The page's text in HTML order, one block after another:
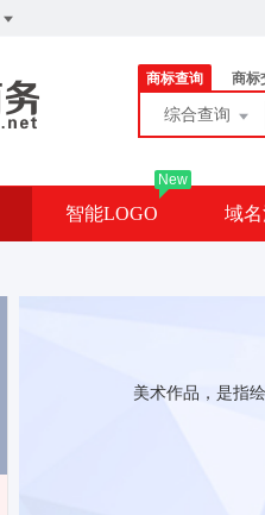
商标查询 商标
综合查询
智能LOGO
New
域
美术作品，是指